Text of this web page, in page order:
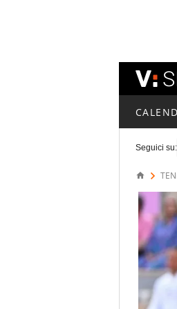
Seguici su: